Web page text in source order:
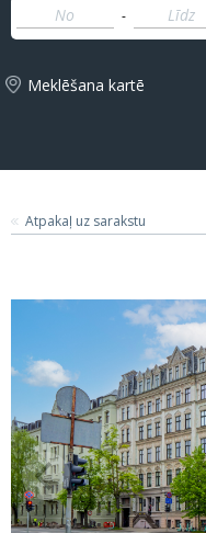
-
Meklēšana kartē
Atpakaļ uz sarakstu